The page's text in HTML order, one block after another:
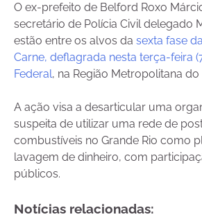
O ex-prefeito de Belford Roxo
secretário de Polícia Civil delegado
estão entre os alvos da sexta fase
Carne, deflagrada nesta terça-feira
Federal, na Região Metropolitana do
A ação visa a desarticular uma
suspeita de utilizar uma rede de
combustíveis no Grande Rio como
lavagem de dinheiro, com
públicos.
Notícias relacionadas: